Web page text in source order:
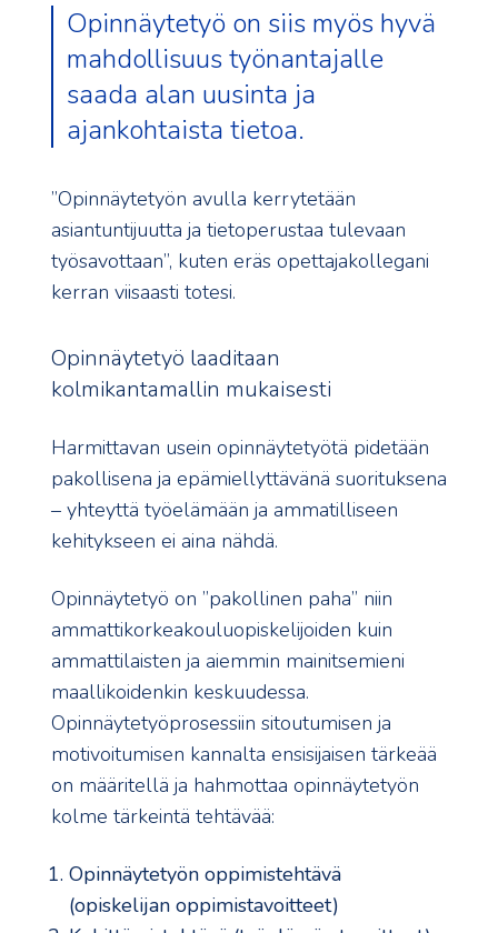
Opinnäytetyö on siis myös hyvä
mahdollisuus työnantajalle
saada alan uusinta ja
ajankohtaista tietoa.
”Opinnäytetyön avulla kerrytetään
asiantuntijuutta ja tietoperustaa tulevaan
työsavottaan”, kuten eräs opettajakollegani
kerran viisaasti totesi.
Opinnäytetyö laaditaan
kolmikantamallin mukaisesti
Harmittavan usein opinnäytetyötä pidetään
pakollisena ja epämiellyttävänä suorituksena
– yhteyttä työelämään ja ammatilliseen
kehitykseen ei aina nähdä.
Opinnäytetyö on ”pakollinen paha” niin
ammattikorkeakouluopiskelijoiden kuin
ammattilaisten ja aiemmin mainitsemieni
maallikoidenkin keskuudessa.
Opinnäytetyöprosessiin sitoutumisen ja
motivoitumisen kannalta ensisijaisen tärkeää
on määritellä ja hahmottaa opinnäytetyön
kolme tärkeintä tehtävää:
Opinnäytetyön oppimistehtävä
(opiskelijan oppimistavoitteet)